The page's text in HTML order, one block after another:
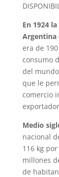
En 1924
Argentina
era de
consumo
del
que le
comercio
Medio
nacional
116 kg
millones
de